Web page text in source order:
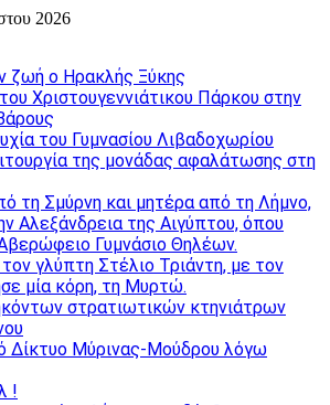
2026
ζωή o Ηρακλής Ξύκης
Χριστουγεννιάτικου Πάρκου στην
του Γυμνασίου Λιβαδοχωρίου
της μονάδας αφαλάτωσης στη
τη Σμύρνη και μητέρα από τη Λήμνο,
Αλεξάνδρεια της Αιγύπτου, όπου
Γυμνάσιο Θηλέων.
γλύπτη Στέλιο Τριάντη, με τον
μία κόρη, τη Μυρτώ.
στρατιωτικών κτηνιάτρων
Δίκτυο Μύρινας-Μούδρου λόγω
!